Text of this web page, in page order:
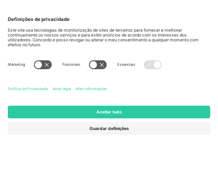
Germany
Unter den Linden 24, 10117
United Kingdom
167 City Road, London, Greater
Kingdom
United States
Newark, Delaware 19713, United
States
Engelberg, Switzerland